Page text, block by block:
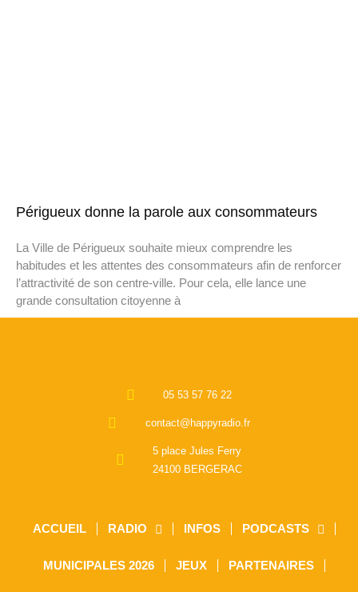
Périgueux donne la parole aux consommateurs
La Ville de Périgueux souhaite mieux comprendre les
habitudes et les attentes des consommateurs afin de renforcer
l’attractivité de son centre-ville. Pour cela, elle lance une
grande consultation citoyenne à
05 53 57 76 22
contact@happyradio.fr
5 place Jules Ferry
24100 BERGERAC
ACCUEIL RADIO INFOS PODCASTS
MUNICIPALES 2026 JEUX PARTENAIRES